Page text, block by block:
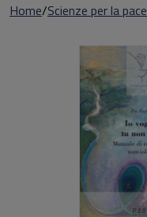
Home Scienze per la pace